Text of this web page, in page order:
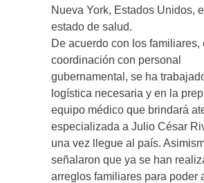
Nueva York, Estados Unidos,
estado de salud.
De acuerdo con los familiares,
coordinación con personal
gubernamental, se ha
logística necesaria y en la
equipo médico que brindará
especializada a Julio César
una vez llegue al país.
señalaron que ya se han
arreglos familiares para poder